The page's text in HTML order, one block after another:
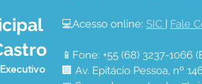
💻Acesso online: SIC | Fale
📱Fone: +55 (68) 3237-1066
🏢 Av. Epitácio Pessoa, nº